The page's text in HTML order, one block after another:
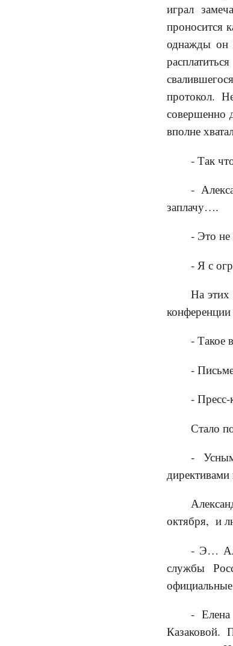
играл
проносится
однажды он
протокол.
совершенно
вполне
- Так
-
заплачу….
- Это не
- Я с
На этих
- Такое
-
- Пресс-
Стало
-
октября, и
- Э…
службы
- Елена
Казаковой.